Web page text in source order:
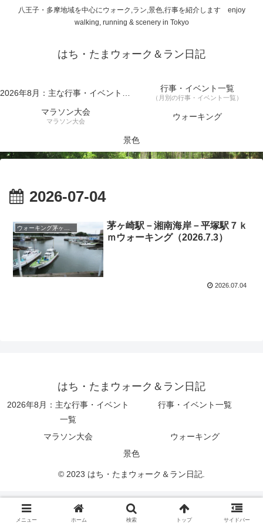
八王子・多摩地域を中心にウォーク,ラン,景色,行事を紹介します enjoy
walking, running & scenery in Tokyo
はち・たまウォーク＆ラン日記
2026年8月：主な行事・イベント一覧 行事・イベント一覧
（月別の行事・イベント一覧）
マラソン大会
マラソン大会 ウォーキング
景色
2026-07-04
茅ヶ崎駅－湘南海岸－平塚駅７ｋ
ｍウォーキング（2026.7.3）
2026.07.04
はち・たまウォーク＆ラン日記
2026年8月：主な行事・イベント
一覧
行事・イベント一覧
マラソン大会
ウォーキング
景色
© 2023 はち・たまウォーク＆ラン日記.
メニュー ホーム 検索 トップ サイドバー